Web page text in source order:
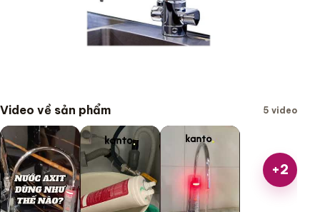
Video về sản phẩm 5 video
+2